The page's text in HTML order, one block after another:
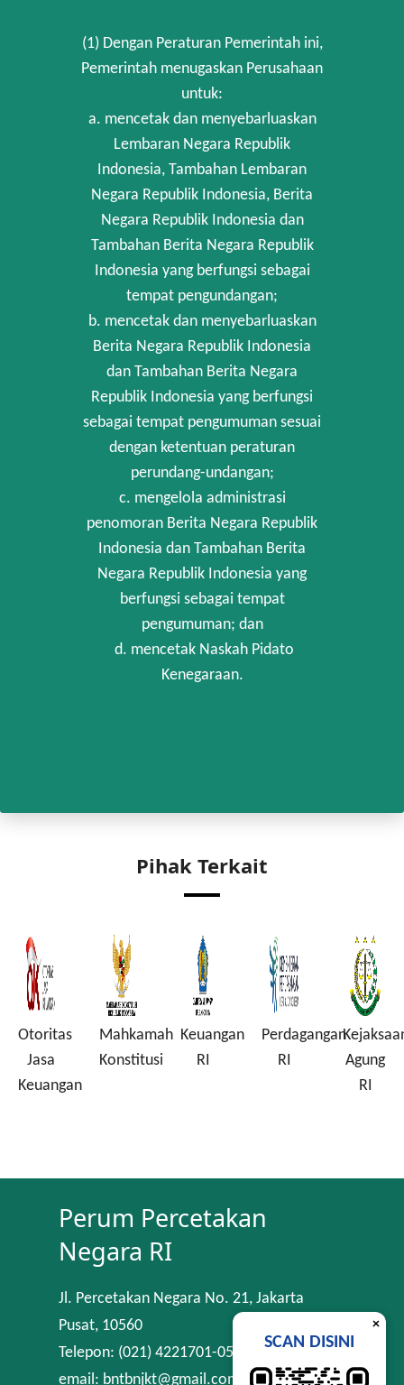
(1) Dengan Peraturan Pemerintah ini,
Pemerintah menugaskan Perusahaan
untuk:
a. mencetak dan menyebarluaskan
Lembaran Negara Republik
Indonesia, Tambahan Lembaran
Negara Republik Indonesia, Berita
Negara Republik Indonesia dan
Tambahan Berita Negara Republik
Indonesia yang berfungsi sebagai
tempat pengundangan;
b. mencetak dan menyebarluaskan
Berita Negara Republik Indonesia
dan Tambahan Berita Negara
Republik Indonesia yang berfungsi
sebagai tempat pengumuman sesuai
dengan ketentuan peraturan
perundang-undangan;
c. mengelola administrasi
penomoran Berita Negara Republik
Indonesia dan Tambahan Berita
Negara Republik Indonesia yang
berfungsi sebagai tempat
pengumuman; dan
d. mencetak Naskah Pidato
Kenegaraan.
Pihak Terkait
Otoritas
Jasa
Keuangan
Mahkamah
Konstitusi
Keuangan
RI
Perdagangan
RI
Agung
RI
Perum Percetakan
Negara RI
Jl. Percetakan Negara No. 21, Jakarta
Pusat, 10560
Telepon: (021) 4221701-05
email: bntbnjkt@gmail.com
×
SCAN DISINI